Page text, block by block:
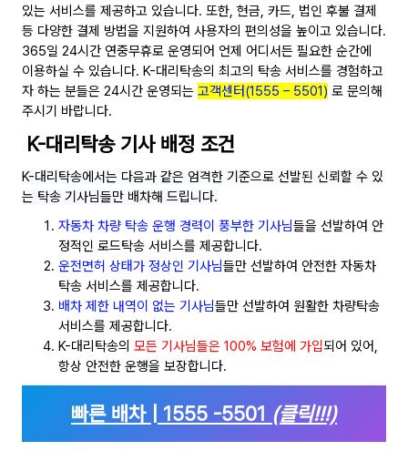
있는 서비스를 제공하고 있습니다. 또한, 현금, 카드, 법인 후불 결제
등 다양한 결제 방법을 지원하여 사용자의 편의성을 높이고 있습니다.
365일 24시간 연중무휴로 운영되어 언제 어디서든 필요한 순간에
이용하실 수 있습니다. K-대리탁송의 최고의 탁송 서비스를 경험하고
자 하는 분들은 24시간 운영되는 고객센터(1555 – 5501) 로 문의해
주시기 바랍니다.
K-대리탁송 기사 배정 조건
K-대리탁송에서는 다음과 같은 엄격한 기준으로 선발된 신뢰할 수 있
는 탁송 기사님들만 배차해 드립니다.
자동차 차량 탁송 운행 경력이 풍부한 기사님들을 선발하여 안
정적인 로드탁송 서비스를 제공합니다.
운전면허 상태가 정상인 기사님들만 선발하여 안전한 자동차
탁송 서비스를 제공합니다.
배차 제한 내역이 없는 기사님들만 선발하여 원활한 차량탁송
서비스를 제공합니다.
K-대리탁송의 모든 기사님들은 100% 보험에 가입되어 있어,
항상 안전한 운행을 보장합니다.
빠른 배차 | 1555 -5501 (클릭!!!)